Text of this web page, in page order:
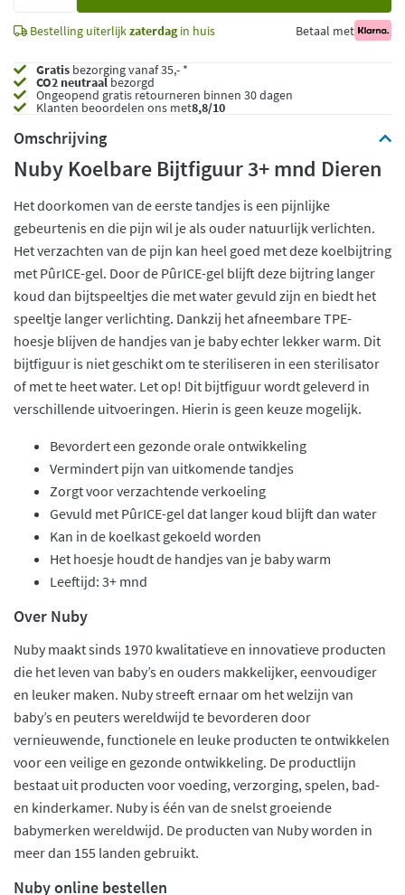
Bestelling uiterlijkzaterdagin huis Betaal met
Gratis bezorging vanaf 35,- *
CO2 neutraalbezorgd
Ongeopend gratis retourneren binnen 30 dagen
Klanten beoordelen ons met8,8/10
Omschrijving
Nuby Koelbare Bijtfiguur 3+ mnd Dieren
Het doorkomen van de eerste tandjes is een pijnlijke
gebeurtenis en die pijn wil je als ouder natuurlijk verlichten.
Het verzachten van de pijn kan heel goed met deze koelbijtring
met PûrICE-gel. Door de PûrICE-gel blijft deze bijtring langer
koud dan bijtspeeltjes die met water gevuld zijn en biedt het
speeltje langer verlichting. Dankzij het afneembare TPE-
hoesje blijven de handjes van je baby echter lekker warm. Dit
bijtfiguur is niet geschikt om te steriliseren in een sterilisator
of met te heet water. Let op! Dit bijtfiguur wordt geleverd in
verschillende uitvoeringen. Hierin is geen keuze mogelijk.
Bevordert een gezonde orale ontwikkeling
Vermindert pijn van uitkomende tandjes
Zorgt voor verzachtende verkoeling
Gevuld met PûrICE-gel dat langer koud blijft dan water
Kan in de koelkast gekoeld worden
Het hoesje houdt de handjes van je baby warm
Leeftijd: 3+ mnd
Over Nuby
Nuby maakt sinds 1970 kwalitatieve en innovatieve producten
die het leven van baby’s en ouders makkelijker, eenvoudiger
en leuker maken. Nuby streeft ernaar om het welzijn van
baby’s en peuters wereldwijd te bevorderen door
vernieuwende, functionele en leuke producten te ontwikkelen
voor een veilige en gezonde ontwikkeling. De productlijn
bestaat uit producten voor voeding, verzorging, spelen, bad-
en kinderkamer. Nuby is één van de snelst groeiende
babymerken wereldwijd. De producten van Nuby worden in
meer dan 155 landen gebruikt.
Nuby online bestellen